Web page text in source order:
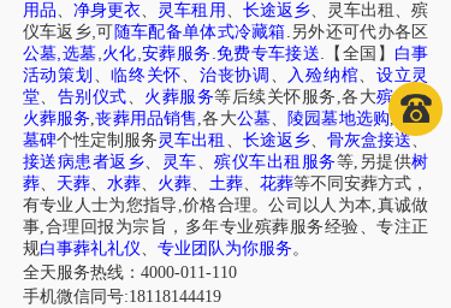
用品、 净身更衣、 灵车租用 、 长途返乡、 灵车出租 、殡
仪车返乡 可 随车配备单体式冷藏箱 另外还可代办各区
公墓 选墓 火化 安葬服务 免费专车接送 【全国】 白事
活动策划 、临终关怀、 治丧协调 、 入殓纳棺、 设立灵
堂、 告别仪式、 火葬服务等后续关怀服务,各大殡仪、
火葬服务,丧葬用品销售,各大公墓、 陵园墓地选购, 墓型
墓碑个性定制服务 灵车出租 、 长途返乡、 骨灰盒接送、
接送病患者返乡、 灵车、殡仪车出租服务等,另提供树
葬、 天葬、水葬、 火葬、 土葬、 花葬等不同安葬方式，
有专业人士为您指导,价格合理。公司以人为本,真诚做
事,合理回报为宗旨，多年专业殡葬服务经验、专注正
规白事葬礼礼仪、 专业团队为你服务。
全天服务热线：4000-011-110
手机微信同号:18118144419